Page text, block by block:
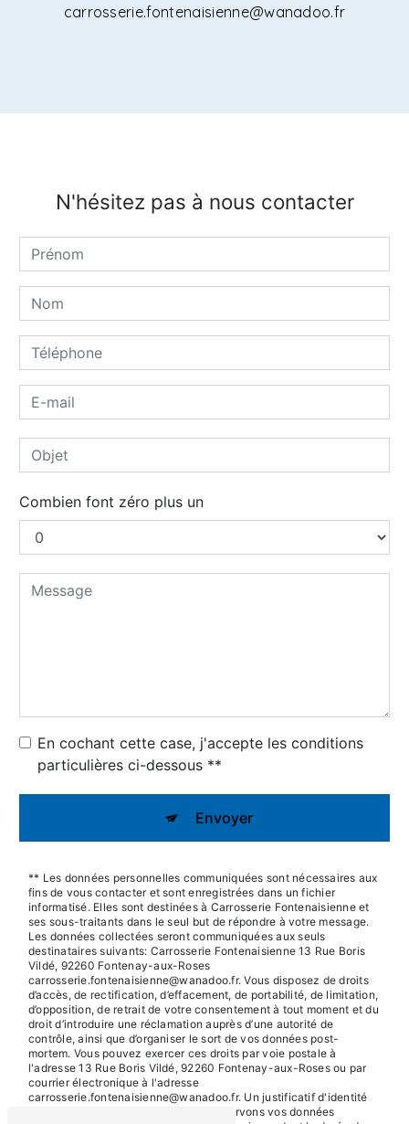
carrosserie.fontenaisienne@wanadoo.fr
N'hésitez pas à nous contacter
Combien font zéro plus un
En cochant cette case, j'accepte les conditions
particulières ci-dessous **
Envoyer
** Les données personnelles communiquées sont nécessaires aux
fins de vous contacter et sont enregistrées dans un fichier
informatisé. Elles sont destinées à Carrosserie Fontenaisienne et
ses sous-traitants dans le seul but de répondre à votre message.
Les données collectées seront communiquées aux seuls
destinataires suivants: Carrosserie Fontenaisienne 13 Rue Boris
Vildé, 92260 Fontenay-aux-Roses
carrosserie.fontenaisienne@wanadoo.fr. Vous disposez de droits
d’accès, de rectification, d’effacement, de portabilité, de limitation,
d’opposition, de retrait de votre consentement à tout moment et du
droit d’introduire une réclamation auprès d’une autorité de
contrôle, ainsi que d’organiser le sort de vos données post-
mortem. Vous pouvez exercer ces droits par voie postale à
l'adresse 13 Rue Boris Vildé, 92260 Fontenay-aux-Roses ou par
courrier électronique à l'adresse
carrosserie.fontenaisienne@wanadoo.fr. Un justificatif d'identité
pourra vous être demandé. Nous conservons vos données